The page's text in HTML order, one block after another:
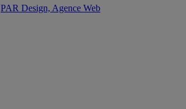
PAR Design, Agence Web